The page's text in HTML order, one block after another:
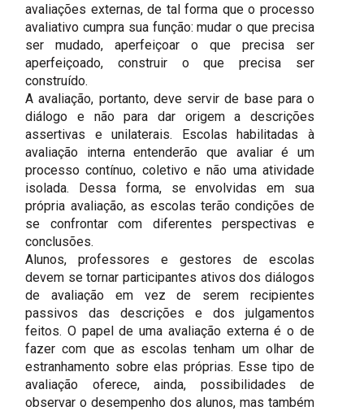
avaliações externas, de tal forma que o processo
avaliativo cumpra sua função: mudar o que precisa
ser mudado, aperfeiçoar o que precisa ser
aperfeiçoado, construir o que precisa ser
construído.
A avaliação, portanto, deve servir de base para o
diálogo e não para dar origem a descrições
assertivas e unilaterais. Escolas habilitadas à
avaliação interna entenderão que avaliar é um
processo contínuo, coletivo e não uma atividade
isolada. Dessa forma, se envolvidas em sua
própria avaliação, as escolas terão condições de
se confrontar com diferentes perspectivas e
conclusões.
Alunos, professores e gestores de escolas
devem se tornar participantes ativos dos diálogos
de avaliação em vez de serem recipientes
passivos das descrições e dos julgamentos
feitos. O papel de uma avaliação externa é o de
fazer com que as escolas tenham um olhar de
estranhamento sobre elas próprias. Esse tipo de
avaliação oferece, ainda, possibilidades de
observar o desempenho dos alunos, mas também